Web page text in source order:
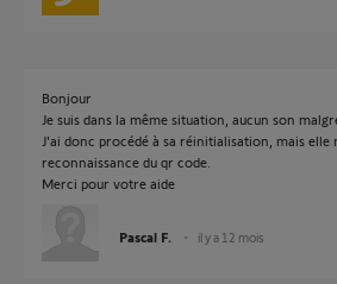
Bonjour
Je suis dans la même situation, aucun son
J'ai donc procédé à sa réinitialisation, mais elle
reconnaissance du qr code.
Merci pour votre aide
Pascal F. il y a 12 mois